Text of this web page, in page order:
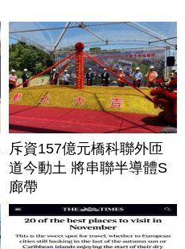
斥資157億元橋科聯外匝
道今動土 將串聯半導體S
廊帶